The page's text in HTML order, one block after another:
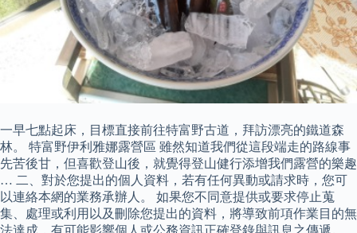
一早七點起床，目標直接前往特富野古道，拜訪漂亮的鐵道森
林。 特富野伊利雅娜露營區 雖然知道我們從這段端走的路線事
先苦後甘，但喜歡登山後，就覺得登山健行添增我們露營的樂趣
… 二、對於您提出的個人資料，若有任何異動或請求時，您可
以連絡本網的業務承辦人。 如果您不同意提供或要求停止蒐
集、處理或利用以及刪除您提出的資料，將導致前項作業目的無